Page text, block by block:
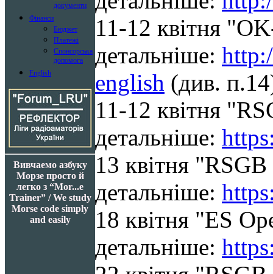
документи
Фінанси
Бюджет
Платежі
Спонсорська
допомога
English
Вивчаемо азбуку
Морзе просто й
легко з “Mor...e
Trainer” / We study
Morse code simply
and easily
11-12 квітня
детальніше:
english (див.
11-12 квітня
детальніше:
13 квітня
детальніше:
18 квітня "ES
детальніше: